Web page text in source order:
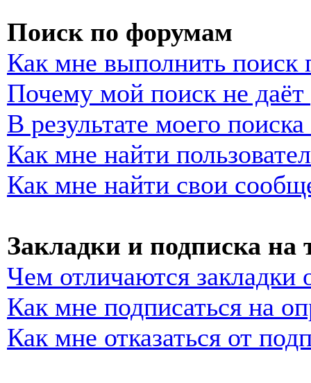
Поиск по форумам
Как мне выполнить
Почему мой поиск не даёт
В результате моего
Как мне найти
Как мне найти свои
Закладки и подписка на
Чем отличаются закладки
Как мне подписаться на
Как мне отказаться от